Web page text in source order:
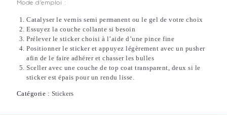
Mode d’emploi :
Catalyser le vernis semi permanent ou le gel de votre choix
Essuyez la couche collante si besoin
Prélever le sticker choisi à l’aide d’une pince fine
Positionner le sticker et appuyez légèrement avec un pusher
afin de le faire adhérer et chasser les bulles
Sceller avec une couche de top coat transparent, deux si le
sticker est épais pour un rendu lisse.
Catégorie : Stickers